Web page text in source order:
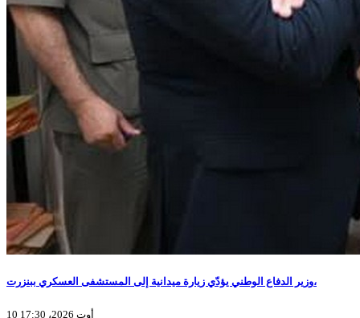
وزير الدفاع الوطني يؤدّي زيارة ميدانية إلى المستشفى العسكري ببنزرت،
10 أوت 2026، 17:30